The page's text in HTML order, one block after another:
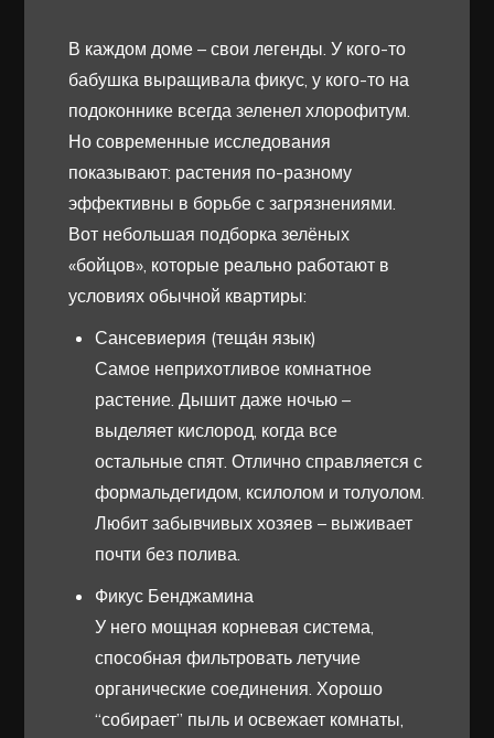
В каждом доме – свои легенды. У кого-то
бабушка выращивала фикус, у кого-то на
подоконнике всегда зеленел хлорофитум.
Но современные исследования
показывают: растения по-разному
эффективны в борьбе с загрязнениями.
Вот небольшая подборка зелёных
«бойцов», которые реально работают в
условиях обычной квартиры:
Сансевиерия (теща́н язык)
Самое неприхотливое комнатное
растение. Дышит даже ночью –
выделяет кислород, когда все
остальные спят. Отлично справляется с
формальдегидом, ксилолом и толуолом.
Любит забывчивых хозяев – выживает
почти без полива.
Фикус Бенджамина
У него мощная корневая система,
способная фильтровать летучие
органические соединения. Хорошо
“собирает” пыль и освежает комнаты,